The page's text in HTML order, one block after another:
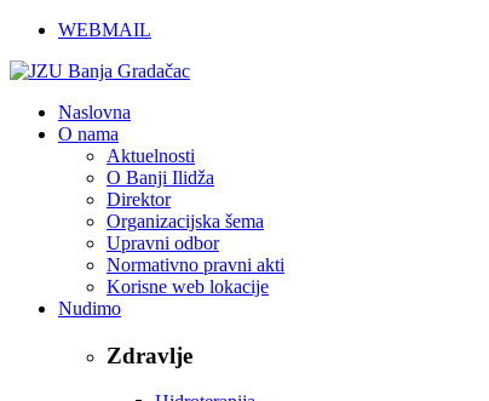
WEBMAIL
Naslovna
O nama
Aktuelnosti
O Banji Ilidža
Direktor
Organizacijska šema
Upravni odbor
Normativno pravni akti
Korisne web lokacije
Nudimo
Zdravlje